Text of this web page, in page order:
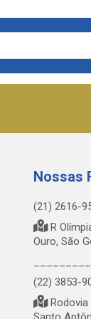
Nossas
(21) 2616-
R
Ouro, São
(22) 3853-
Rodovia